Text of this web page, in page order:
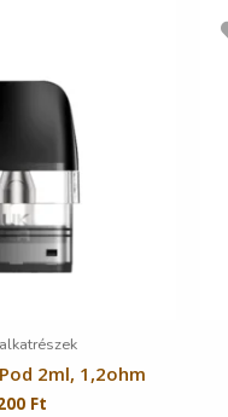
2ml, 1,2ohm
Ft